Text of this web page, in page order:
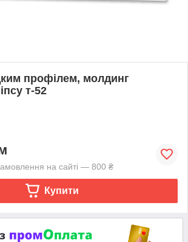
профілем, молдинг
т-52
на сайті — 800 ₴
Купити